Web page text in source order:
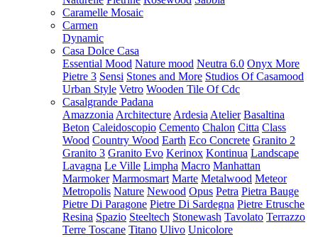
Caramelle Mosaic
Carmen
Dynamic
Casa Dolce Casa
Essential Mood Nature mood Neutra 6.0 Onyx More
Pietre 3 Sensi Stones and More Studios Of Casamood
Urban Style Vetro Wooden Tile Of Cdc
Casalgrande Padana
Amazzonia Architecture Ardesia Atelier Basaltina
Beton Caleidoscopio Cemento Chalon Citta Class
Wood Country Wood Earth Eco Concrete Granito 2
Granito 3 Granito Evo Kerinox Kontinua Landscape
Lavagna Le Ville Limpha Macro Manhattan
Marmoker Marmosmart Marte Metalwood Meteor
Metropolis Nature Newood Opus Petra Pietra Bauge
Pietre Di Paragone Pietre Di Sardegna Pietre Etrusche
Resina Spazio Steeltech Stonewash Tavolato Terrazzo
Terre Toscane Titano Ulivo Unicolore